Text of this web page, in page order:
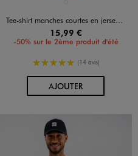
Tee-shirt manches courtes en jersey de coton imprimé homme - Goldorak
15,99 €
-50% sur le 2ème produit d'été
5/5 de moyenne
(14 avis)
AJOUTERAU PANIER